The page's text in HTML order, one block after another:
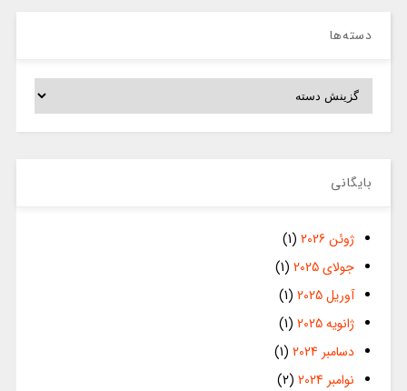
دسته‌ها
دسته‌ها
بایگانی
ژوئن 2026
(1)
جولای 2025
(1)
آوریل 2025
(1)
ژانویه 2025
(1)
دسامبر 2024
(1)
نوامبر 2024
(2)